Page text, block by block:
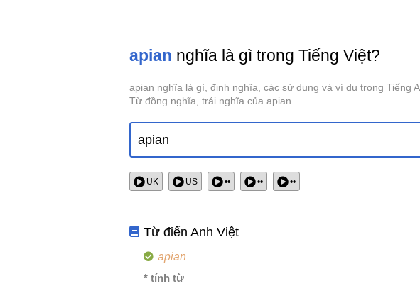
apian nghĩa là gì trong Tiếng Việt?
apian nghĩa là gì, định nghĩa, các sử dụng và ví dụ trong Tiếng
Từ đồng nghĩa, trái nghĩa của apian.
UK US •• •• ••
Từ điển Anh Việt
apian
* tính từ